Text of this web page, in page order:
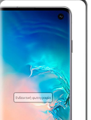
Ενδεικτική φωτογραφία